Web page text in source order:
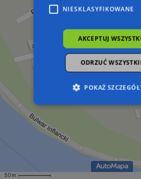
50 m
NIESKLASYFIKOWANE
AKCEPTUJ
ODRZUĆ
POKAŻ
Funkcjonalność
Niezbędne pliki cookie
podstawowych funkcji strony
takich jak logowanie użytkownika i